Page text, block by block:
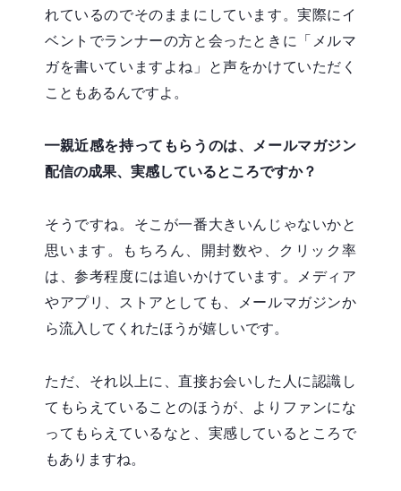
れているのでそのままにしています。実際にイ
ベントでランナーの方と会ったときに「メルマ
ガを書いていますよね」と声をかけていただく
こともあるんですよ。
━親近感を持ってもらうのは、メールマガジン
配信の成果、実感しているところですか？
そうですね。そこが一番大きいんじゃないかと
思います。もちろん、開封数や、クリック率
は、参考程度には追いかけています。メディア
やアプリ、ストアとしても、メールマガジンか
ら流入してくれたほうが嬉しいです。
ただ、それ以上に、直接お会いした人に認識し
てもらえていることのほうが、よりファンにな
ってもらえているなと、実感しているところで
もありますね。